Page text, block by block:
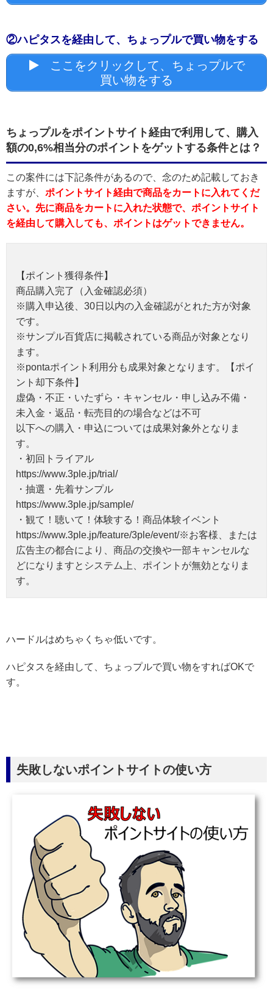
②ハピタスを経由して、ちょっプルで買い物をする
ここをクリックして、ちょっプルで
買い物をする
ちょっプルをポイントサイト経由で利用して、購入
額の0,6%相当分のポイントをゲットする条件とは？
この案件には下記条件があるので、念のため記載しておき
ますが、 ポイントサイト経由で商品をカートに入れてくだ
さい。先に商品をカートに入れた状態で、ポイントサイト
を経由して購入しても、ポイントはゲットできません。
【ポイント獲得条件】
商品購入完了（入金確認必須）
※購入申込後、30日以内の入金確認がとれた方が対象
です。
※サンプル百貨店に掲載されている商品が対象となり
ます。
※pontaポイント利用分も成果対象となります。【ポイ
ント却下条件】
虚偽・不正・いたずら・キャンセル・申し込み不備・
未入金・返品・転売目的の場合などは不可
以下への購入・申込については成果対象外となりま
す。
・初回トライアル
https://www.3ple.jp/trial/
・抽選・先着サンプル
https://www.3ple.jp/sample/
・観て！聴いて！体験する！商品体験イベント
https://www.3ple.jp/feature/3ple/event/※お客様、または
広告主の都合により、商品の交換や一部キャンセルな
どになりますとシステム上、ポイントが無効となりま
す。
ハードルはめちゃくちゃ低いです。
ハピタスを経由して、ちょっプルで買い物をすればOKで
す。
失敗しないポイントサイトの使い方